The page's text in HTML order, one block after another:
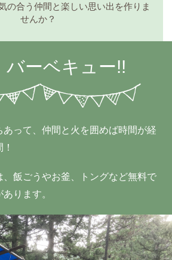
の合う仲間と楽しい思い出を作りま
せんか？
ーベキュー!!
って、仲間と火を囲めば時間が経
、飯ごうやお釜、トングなど無料で
ります。